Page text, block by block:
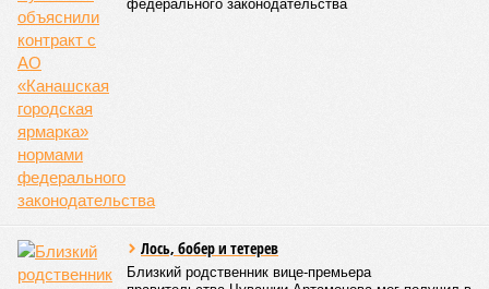
федерального законодательства
Лось, бобер и тетерев
Близкий родственник вице-премьера